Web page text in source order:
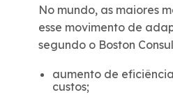
No mundo, as maiores
esse movimento de
segundo o Boston
aumento de
custos;